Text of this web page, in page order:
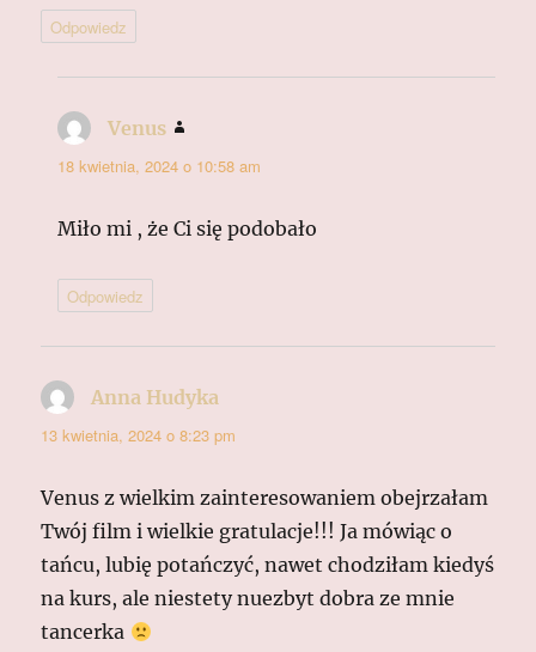
Odpowiedz
Venus
18 kwietnia, 2024 o 10:58 am
Miło mi , że Ci się podobało
Odpowiedz
Anna Hudyka
13 kwietnia, 2024 o 8:23 pm
Venus z wielkim zainteresowaniem obejrzałam
Twój film i wielkie gratulacje!!! Ja mówiąc o
tańcu, lubię potańczyć, nawet chodziłam kiedyś
na kurs, ale niestety nuezbyt dobra ze mnie
tancerka